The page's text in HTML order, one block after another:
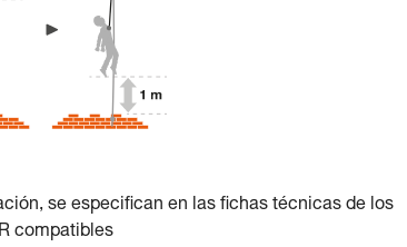
se especifican en las fichas técnicas de los
compatibles